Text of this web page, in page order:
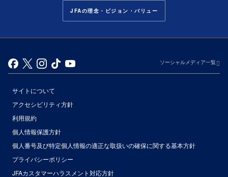
JFAの理念・ビジョン・バリュー
ソーシャルメディア一覧
サイトについて
アクセシビリティ方針
利用規約
個人情報保護方針
個人番号及び特定個人情報の適正な取扱いの確保に関する基本方針
プライバシーポリシー
JFAカスタマーハラスメント対応方針